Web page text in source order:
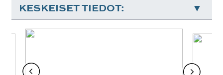
KESKEISET TIEDOT: